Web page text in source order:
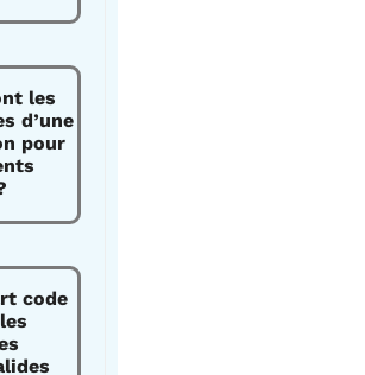
les
d’une
pour
code